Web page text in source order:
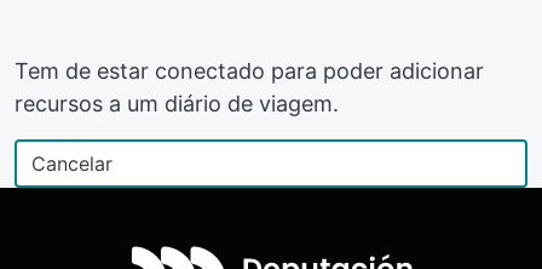
Tem de estar conectado para poder adicionar
recursos a um diário de viagem.